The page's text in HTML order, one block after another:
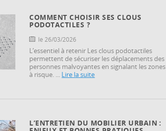
Barrière sélective
Barrières de ville
Clous de marquage
Interrupteur à clé​
Eveil à la vigilance
Clous podotactiles
Portillon en acier​
COMMENT CHOISIR SES CLOUS
PODOTACTILES ?
le 26/03/2026
L’essentiel à retenir Les clous podotactiles
permettent de sécuriser les déplacements des
personnes malvoyantes en signalant les zones
à risque. ... Lire la suite
L’ENTRETIEN DU MOBILIER URBAIN :